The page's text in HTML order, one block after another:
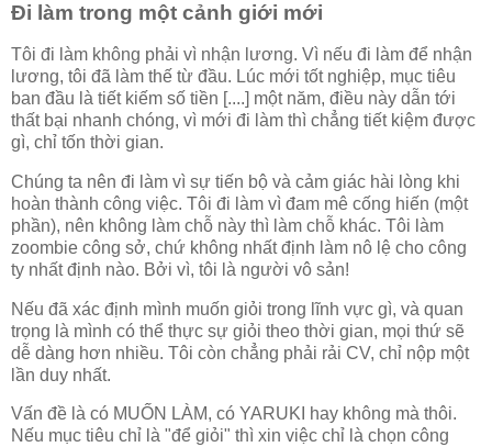
Đi làm trong một cảnh giới mới
Tôi đi làm không phải vì nhận lương. Vì nếu đi làm để nhận
lương, tôi đã làm thế từ đầu. Lúc mới tốt nghiệp, mục tiêu
ban đầu là tiết kiếm số tiền [....] một năm, điều này dẫn tới
thất bại nhanh chóng, vì mới đi làm thì chẳng tiết kiệm được
gì, chỉ tốn thời gian.
Chúng ta nên đi làm vì sự tiến bộ và cảm giác hài lòng khi
hoàn thành công việc. Tôi đi làm vì đam mê cống hiến (một
phần), nên không làm chỗ này thì làm chỗ khác. Tôi làm
zoombie công sở, chứ không nhất định làm nô lệ cho công
ty nhất định nào. Bởi vì, tôi là người vô sản!
Nếu đã xác định mình muốn giỏi trong lĩnh vực gì, và quan
trọng là mình có thể thực sự giỏi theo thời gian, mọi thứ sẽ
dễ dàng hơn nhiều. Tôi còn chẳng phải rải CV, chỉ nộp một
lần duy nhất.
Vấn đề là có MUỐN LÀM, có YARUKI hay không mà thôi.
Nếu mục tiêu chỉ là "để giỏi" thì xin việc chỉ là chọn công